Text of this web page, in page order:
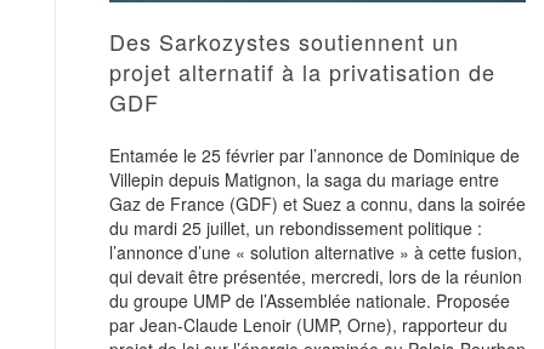
Des Sarkozystes soutiennent un
projet alternatif à la privatisation de
GDF
Entamée le 25 février par l’annonce de Dominique de
Villepin depuis Matignon, la saga du mariage entre
Gaz de France (GDF) et Suez a connu, dans la soirée
du mardi 25 juillet, un rebondissement politique :
l’annonce d’une « solution alternative » à cette fusion,
qui devait être présentée, mercredi, lors de la réunion
du groupe UMP de l’Assemblée nationale. Proposée
par Jean-Claude Lenoir (UMP, Orne), rapporteur du